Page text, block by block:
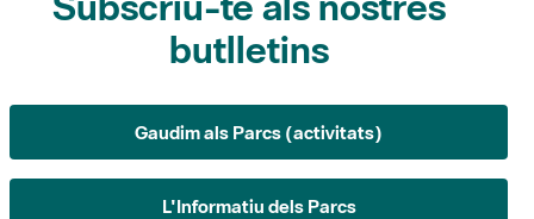
L'Informatiu dels Parcs